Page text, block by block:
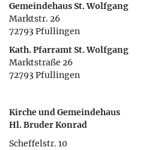
Gemeindehaus St. Wolfgang
Marktstr. 26
72793 Pfullingen
Kath. Pfarramt St. Wolfgang
Marktstraße 26
72793 Pfullingen
Kirche und Gemeindehaus
Hl. Bruder Konrad
Scheffelstr. 10